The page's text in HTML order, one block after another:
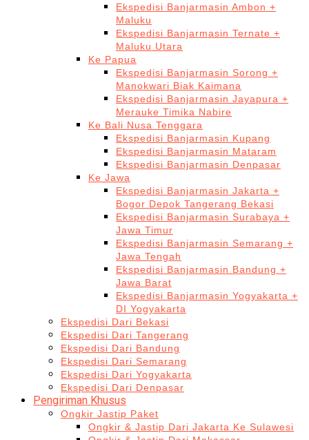
Ekspedisi Banjarmasin Ambon +
Maluku
Ekspedisi Banjarmasin Ternate +
Maluku Utara
Ke Papua
Ekspedisi Banjarmasin Sorong +
Manokwari Biak Kaimana
Ekspedisi Banjarmasin Jayapura +
Merauke Timika Nabire
Ke Bali Nusa Tenggara
Ekspedisi Banjarmasin Kupang
Ekspedisi Banjarmasin Mataram
Ekspedisi Banjarmasin Denpasar
Ke Jawa
Ekspedisi Banjarmasin Jakarta +
Bogor Depok Tangerang Bekasi
Ekspedisi Banjarmasin Surabaya +
Jawa Timur
Ekspedisi Banjarmasin Semarang +
Jawa Tengah
Ekspedisi Banjarmasin Bandung +
Jawa Barat
Ekspedisi Banjarmasin Yogyakarta +
DI Yogyakarta
Ekspedisi Dari Bekasi
Ekspedisi Dari Tangerang
Ekspedisi Dari Bandung
Ekspedisi Dari Semarang
Ekspedisi Dari Yogyakarta
Ekspedisi Dari Denpasar
Pengiriman Khusus
Ongkir Jastip Paket
Ongkir & Jastip Dari Jakarta Ke Sulawesi